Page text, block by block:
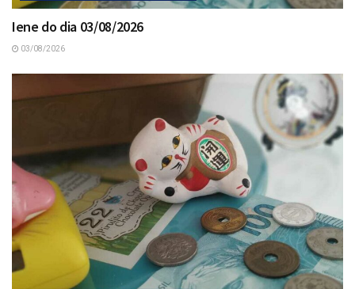
Iene do dia 03/08/2026
03/08/2026